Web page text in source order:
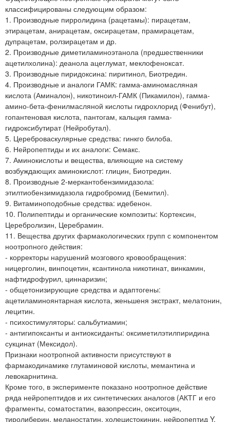
классифицированы следующим образом:
1. Производные пирролидина (рацетамы): пирацетам,
этирацетам, анирацетам, оксирацетам, прамирацетам,
дупрацетам, ролзирацетам и др.
2. Производные диметиламиноэтанола (предшественники
ацетилхолина): деанола ацеглумат, меклофеноксат.
3. Производные пиридоксина: пиритинол, Биотредин.
4. Производные и аналоги ГАМК: гамма-аминомасляная
кислота (Аминалон), никотиноил-ГАМК (Пикамилон), гамма-
амино-бета-фенилмасляной кислоты гидрохлорид (Фенибут),
гопантеновая кислота, пантогам, кальция гамма-
гидроксибутират (Нейробутал).
5. Цереброваскулярные средства: гинкго билоба.
6. Нейропептиды и их аналоги: Семакс.
7. Аминокислоты и вещества, влияющие на систему
возбуждающих аминокислот: глицин, Биотредин.
8. Производные 2-меркантобензимидазола:
этилтиобензимидазола гидробромид (Бемитил).
9. Витаминоподобные средства: идебенон.
10. Полипептиды и органические композиты: Кортексин,
Церебролизин, Церебрамин.
11. Вещества других фармакологических групп с компонентом
ноотропного действия:
- корректоры нарушений мозгового кровообращения:
ницерголин, винпоцетин, ксантинола никотинат, винкамин,
нафтидрофурил, циннаризин;
- общетонизирующие средства и адаптогены:
ацетиламиноянтарная кислота, женьшеня экстракт, мелатонин,
лецитин.
- психостимуляторы: сальбутиамин;
- антигипоксанты и антиоксиданты: оксиметилэтилпиридина
сукцинат (Мексидол).
Признаки ноотропной активности присутствуют в
фармакодинамике глутаминовой кислоты, мемантина и
левокарнитина.
Кроме того, в эксперименте показано ноотропное действие
ряда нейропептидов и их синтетических аналогов (АКТГ и его
фрагменты, соматостатин, вазопрессин, окситоцин,
тиролиберин, меланостатин, холецистокинин, нейропептид Y,